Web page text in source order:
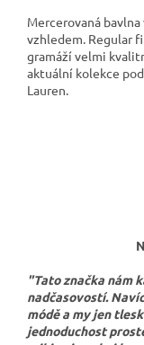
Mercerovaná
vzhledem. Regular
gramáží velmi
aktuální kolekce
Lauren.
"Tato značka nám
nadčasovostí.
módě a my jen
jednoduchost